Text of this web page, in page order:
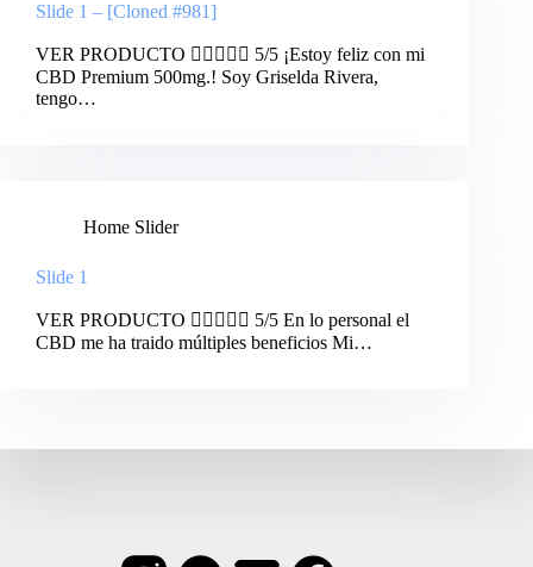
Slide 1 – [Cloned #981]
VER PRODUCTO  5/5 ¡Estoy feliz con mi
CBD Premium 500mg.! Soy Griselda Rivera,
tengo…
Home Slider
Slide 1
VER PRODUCTO  5/5 En lo personal el
CBD me ha traido múltiples beneficios Mi…